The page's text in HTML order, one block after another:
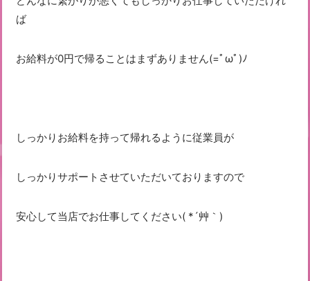
ば
お給料が0円で帰ることはまずありません(=ﾟωﾟ)ﾉ
しっかりお給料を持って帰れるように従業員が
しっかりサポートさせていただいておりますので
安心して当店でお仕事してください( *´艸｀)